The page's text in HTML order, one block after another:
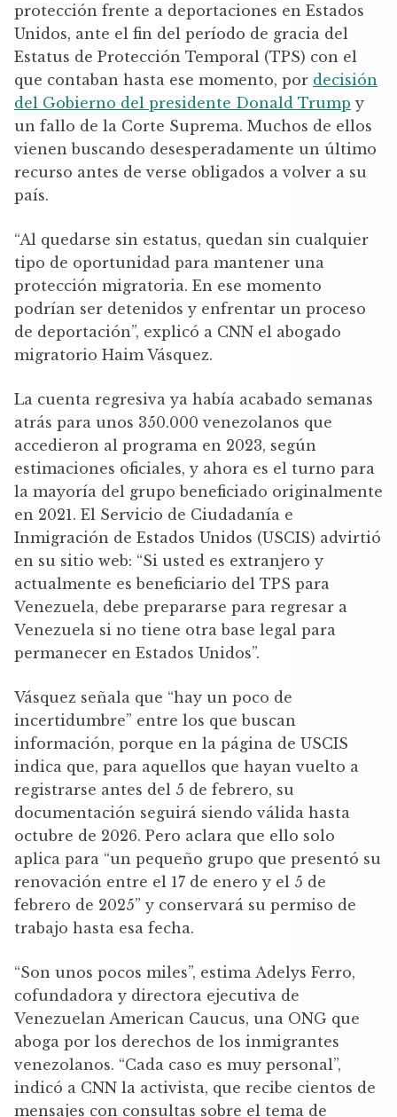
protección frente a deportaciones en Estados
Unidos, ante el fin del período de gracia del
Estatus de Protección Temporal (TPS) con el
que contaban hasta ese momento, por decisión
del Gobierno del presidente Donald Trump y
un fallo de la Corte Suprema. Muchos de ellos
vienen buscando desesperadamente un último
recurso antes de verse obligados a volver a su
país.
“Al quedarse sin estatus, quedan sin cualquier
tipo de oportunidad para mantener una
protección migratoria. En ese momento
podrían ser detenidos y enfrentar un proceso
de deportación”, explicó a CNN el abogado
migratorio Haim Vásquez.
La cuenta regresiva ya había acabado semanas
atrás para unos 350.000 venezolanos que
accedieron al programa en 2023, según
estimaciones oficiales, y ahora es el turno para
la mayoría del grupo beneficiado originalmente
en 2021. El Servicio de Ciudadanía e
Inmigración de Estados Unidos (USCIS) advirtió
en su sitio web: “Si usted es extranjero y
actualmente es beneficiario del TPS para
Venezuela, debe prepararse para regresar a
Venezuela si no tiene otra base legal para
permanecer en Estados Unidos”.
Vásquez señala que “hay un poco de
incertidumbre” entre los que buscan
información, porque en la página de USCIS
indica que, para aquellos que hayan vuelto a
registrarse antes del 5 de febrero, su
documentación seguirá siendo válida hasta
octubre de 2026. Pero aclara que ello solo
aplica para “un pequeño grupo que presentó su
renovación entre el 17 de enero y el 5 de
febrero de 2025” y conservará su permiso de
trabajo hasta esa fecha.
“Son unos pocos miles”, estima Adelys Ferro,
cofundadora y directora ejecutiva de
Venezuelan American Caucus, una ONG que
aboga por los derechos de los inmigrantes
venezolanos. “Cada caso es muy personal”,
indicó a CNN la activista, que recibe cientos de
mensajes con consultas sobre el tema de